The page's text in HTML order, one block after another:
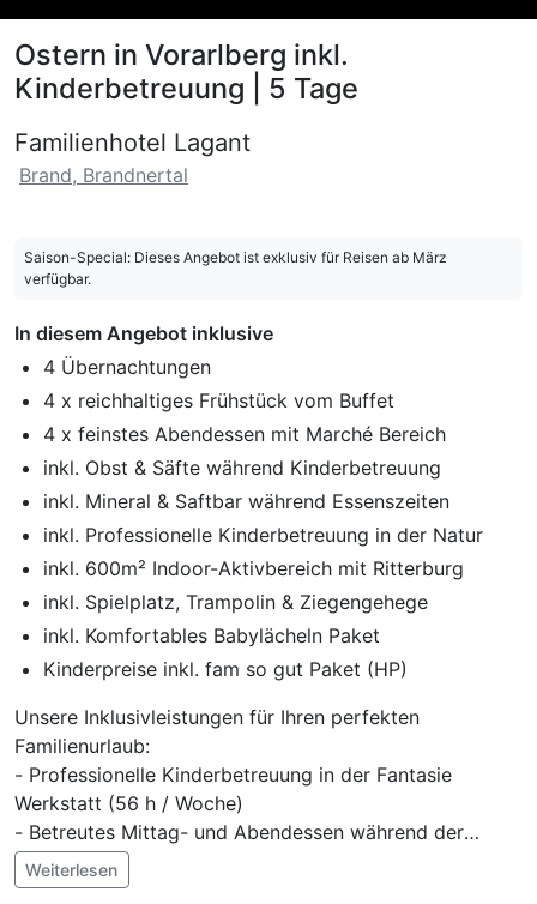
Ostern in Vorarlberg inkl.
Kinderbetreuung | 5 Tage
Familienhotel Lagant
Brand, Brandnertal
Saison-Special: Dieses Angebot ist exklusiv für Reisen ab März
verfügbar.
In diesem Angebot inklusive
4 Übernachtungen
4 x reichhaltiges Frühstück vom Buffet
4 x feinstes Abendessen mit Marché Bereich
inkl. Obst & Säfte während Kinderbetreuung
inkl. Mineral & Saftbar während Essenszeiten
inkl. Professionelle Kinderbetreuung in der Natur
inkl. 600m² Indoor-Aktivbereich mit Ritterburg
inkl. Spielplatz, Trampolin & Ziegengehege
inkl. Komfortables Babylächeln Paket
Kinderpreise inkl. fam so gut Paket (HP)
Unsere Inklusivleistungen für Ihren perfekten
Familienurlaub:
- Professionelle Kinderbetreuung in der Fantasie
Werkstatt (56 h / Woche)
- Betreutes Mittag- und Abendessen während der
Betreuungszeiten
- Naturnahe Eltern-Kind-Erlebnisse
Im Angebot enthalten
Weiterlesen